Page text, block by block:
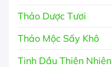
Thảo Dược Tươi
Thảo Mộc Sấy Khô
Tinh Dầu Thiên Nhiên